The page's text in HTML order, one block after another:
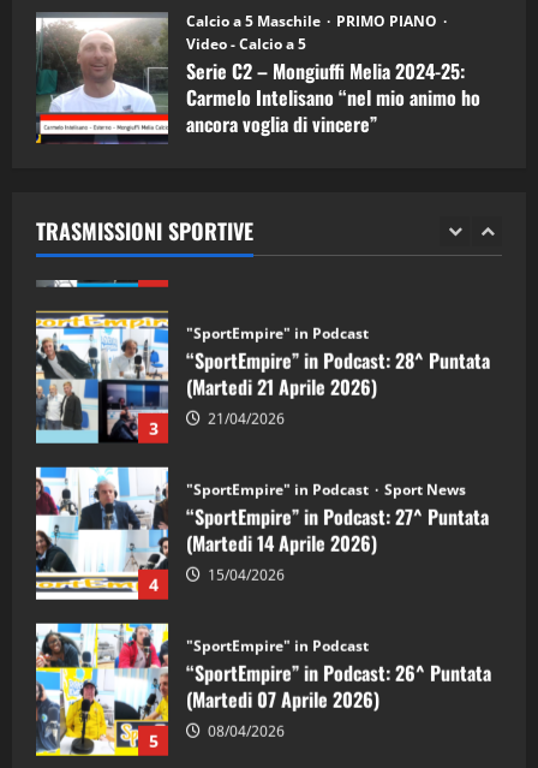
Calcio a 5 Maschile
PRIMO PIANO
Video - Calcio a 5
Serie C2 – Mongiuffi Melia 2024-25:
Carmelo Intelisano “nel mio animo ho
ancora voglia di vincere”
TRASMISSIONI SPORTIVE
1
“SportEmpire” in Podcast: 30^ Puntata
(Martedi 05 Maggio 2026)
08/05/2026
2 28/04/2026
3
“SportEmpire” in Podcast: 28^ Puntata
(Martedi 21 Aprile 2026)
21/04/2026
4
“SportEmpire” in Podcast: 27^ Puntata
(Martedi 14 Aprile 2026)
15/04/2026
5
“SportEmpire” in Podcast: 26^ Puntata
(Martedi 07 Aprile 2026)
08/04/2026